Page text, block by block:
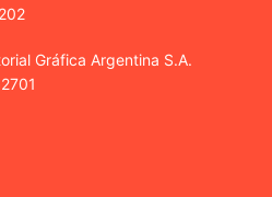
Gráfica Argentina S.A.